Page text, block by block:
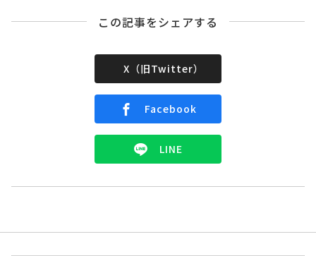
この記事をシェアする
X（旧Twitter）
Facebook
LINE